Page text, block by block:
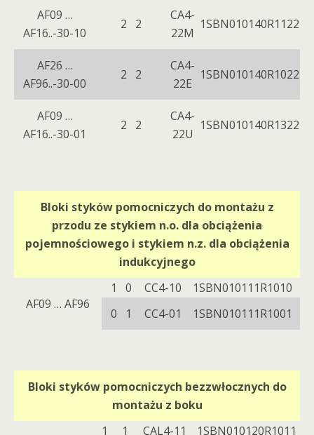
AF09 …
AF16..-30-10
2 2
CA4-
22M
1SBN010140R1122
AF26 …
AF96..-30-00
2 2
CA4-
22E
1SBN010140R1022
AF09 …
AF16..-30-01
2 2
CA4-
22U
1SBN010140R1322
Bloki styków pomocniczych do montażu z
przodu ze stykiem n.o. dla obciążenia
pojemnościowego i stykiem n.z. dla obciążenia
indukcyjnego
AF09 … AF96
1 0 CC4-10
1SBN010111R1010
0 1
CC4-01 1SBN010111R1001
Bloki styków pomocniczych bezzwłocznych do
montażu z boku
1 1 CAL4-11
1SBN010120R1011